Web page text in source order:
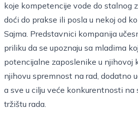
koje kompetencije vode do stalnog
doći do prakse ili posla u nekoj od
Sajma. Predstavnici kompanija
priliku da se upoznaju sa mladima
potencijalne zaposlenike u njihovoj
njihovu spremnost na rad, dodatno
a sve u cilju veće konkurentnosti na
tržištu rada.